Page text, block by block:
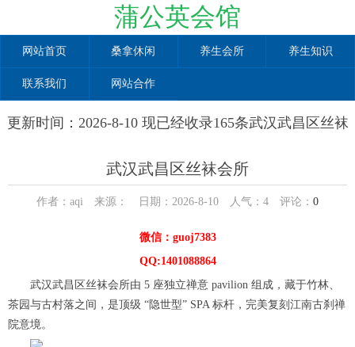
蒲公英会馆
网站首页 桑拿休闲 养生会所 养生知识
联系我们 网站合作
更新时间：2026-8-10 现已经收录165条武汉武昌区丝袜
武汉武昌区丝袜会所
作者：aqi 来源： 日期：2026-8-10 人气： 4 评论： 0
微信：guoj7383
QQ:1401088864
武汉武昌区丝袜会所由 5 座独立禅意 pavilion 组成，藏于竹林、
茶园与古村落之间，是顶级 “隐世型” SPA 标杆，完美复刻江南古刹禅
院意境。